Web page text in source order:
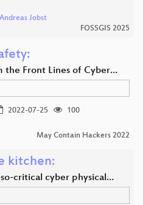
Andreas Jobst
FOSSGIS 2025
the Front Lines of Cyber…
2022-07-25
100
May Contain Hackers 2022
kitchen:
critical cyber physical…